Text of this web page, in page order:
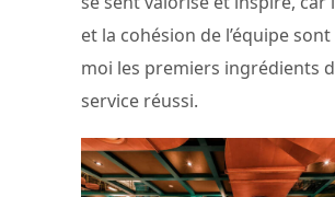
et la cohésion de l’équipe
moi les premiers ingrédients
service réussi.